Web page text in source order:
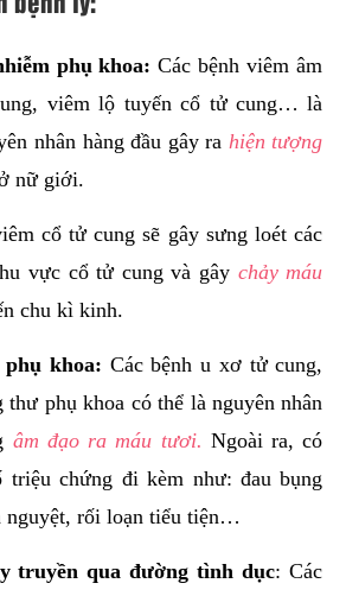
phụ khoa: Các bệnh viêm âm
viêm lộ tuyến cổ tử cung… là
nhân hàng đầu gây ra hiện tượng
nữ giới.
cổ tử cung sẽ gây sưng loét các
vực cổ tử cung và gây chảy máu
chu kì kinh.
khoa: Các bệnh u xơ tử cung,
phụ khoa có thể là nguyên nhân
âm đạo ra máu tươi. Ngoài ra, có
triệu chứng đi kèm như: đau bụng
rối loạn tiểu tiện…
truyền qua đường tình dục: Các